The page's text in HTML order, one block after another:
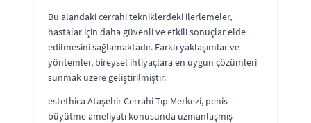
Bu alandaki cerrahi tekniklerdeki ilerlemeler,
hastalar için daha güvenli ve etkili sonuçlar elde
edilmesini sağlamaktadır. Farklı yaklaşımlar ve
yöntemler, bireysel ihtiyaçlara en uygun çözümleri
sunmak üzere geliştirilmiştir.
estethica Ataşehir Cerrahi Tıp Merkezi, penis
büyütme ameliyatı konusunda uzmanlaşmış